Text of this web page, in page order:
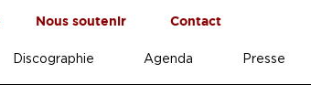
Nous soutenir Contact
Discographie Agenda Presse